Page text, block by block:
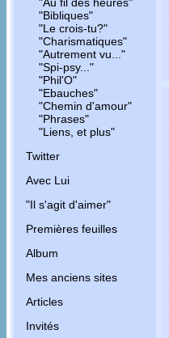
"Bibliques"
"Le crois-tu?"
"Charismatiques"
"Autrement vu..."
"Spi-psy..."
"Phil'O"
"Ebauches"
"Chemin d'amour"
"Phrases"
"Liens, et plus"
Twitter
Avec Lui
"Il s'agit d'aimer"
Premières feuilles
Album
Mes anciens sites
Articles
Invités